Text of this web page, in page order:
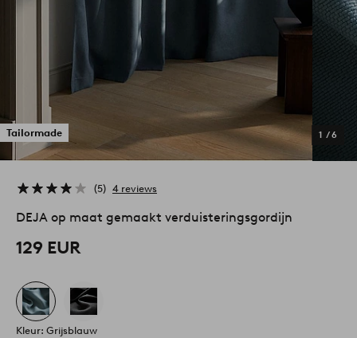
Tailormade 1 /6
5 4 reviews
DEJA op maat gemaakt verduisteringsgordijn
129 EUR
Kleur: Grijsblauw